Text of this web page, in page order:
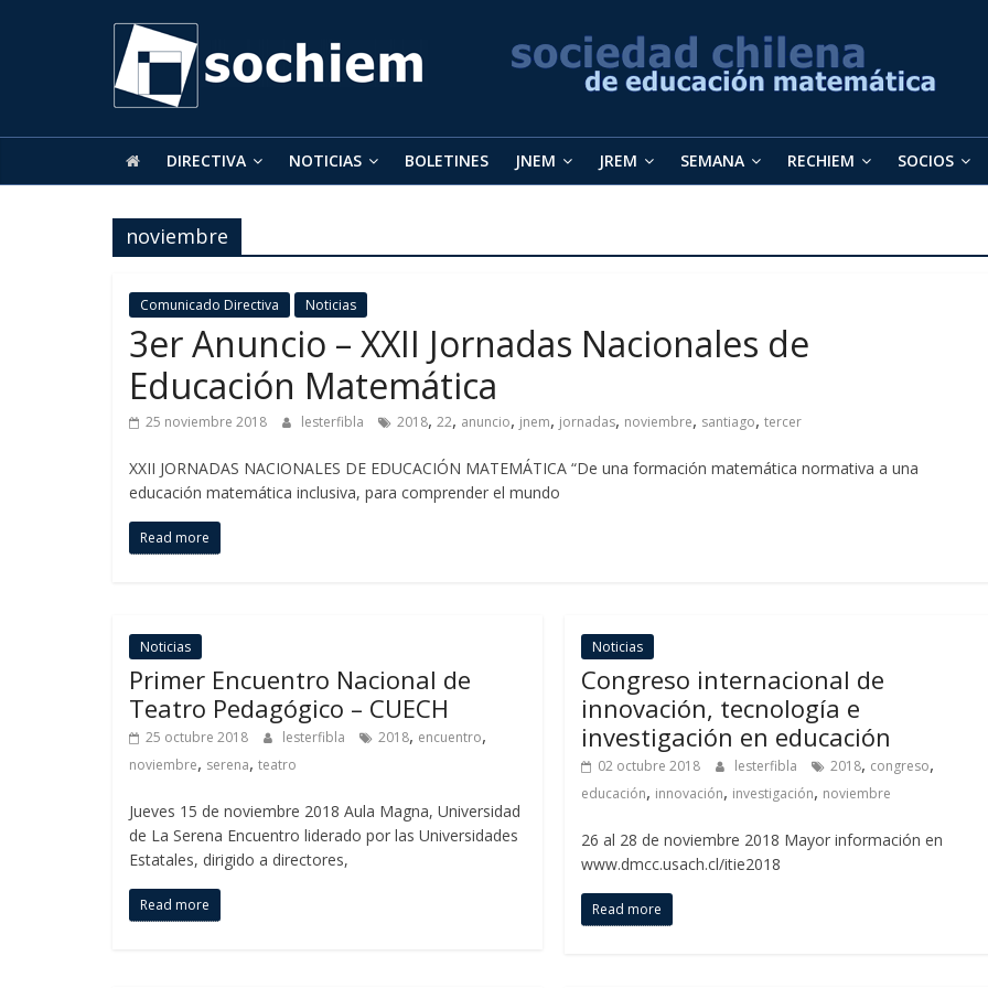
SOCHIEM
Sociedad
Educación
DIRECTIVA NOTICIAS BOLETINES JNEM JREM SEMANA RECHIEM SOCIOS
noviembre
Comunicado Directiva Noticias
3er Anuncio – XXII Jornadas Nacionales de
Educación Matemática
25 noviembre 2018 lesterfibla 2018, 22, anuncio, jnem, jornadas, noviembre, santiago, tercer
XXII JORNADAS NACIONALES DE EDUCACIÓN MATEMÁTICA “De una formación matemática normativa a una
educación matemática inclusiva, para comprender el mundo
Read more
Noticias
Primer Encuentro Nacional de
Teatro Pedagógico – CUECH
25 octubre 2018 lesterfibla 2018, encuentro,
noviembre, serena, teatro
Jueves 15 de noviembre 2018 Aula Magna, Universidad
de La Serena Encuentro liderado por las Universidades
Estatales, dirigido a directores,
Read more
Noticias
Congreso internacional de
innovación, tecnología e
investigación en educación
02 octubre 2018 lesterfibla 2018, congreso,
educación, innovación, investigación, noviembre
26 al 28 de noviembre 2018 Mayor información en
www.dmcc.usach.cl/itie2018
Read more